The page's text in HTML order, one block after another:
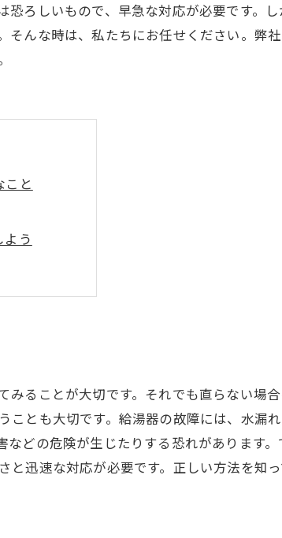
ろしいもので、早急な対応が必要です。
んな時は、私たちにお任せください。弊
こと
う
よう
ることが大切です。それでも直らない場
とも大切です。給湯器の故障には、水漏
どの危険が生じたりする恐れがあります
迅速な対応が必要です。正しい方法を知